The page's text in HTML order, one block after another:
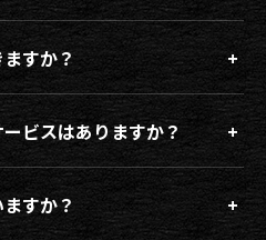
すか？
ビスはありますか？
すか？